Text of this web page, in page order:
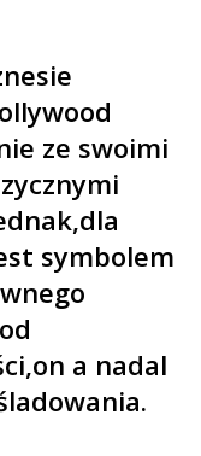
ze swoimi
symbolem
a nadal